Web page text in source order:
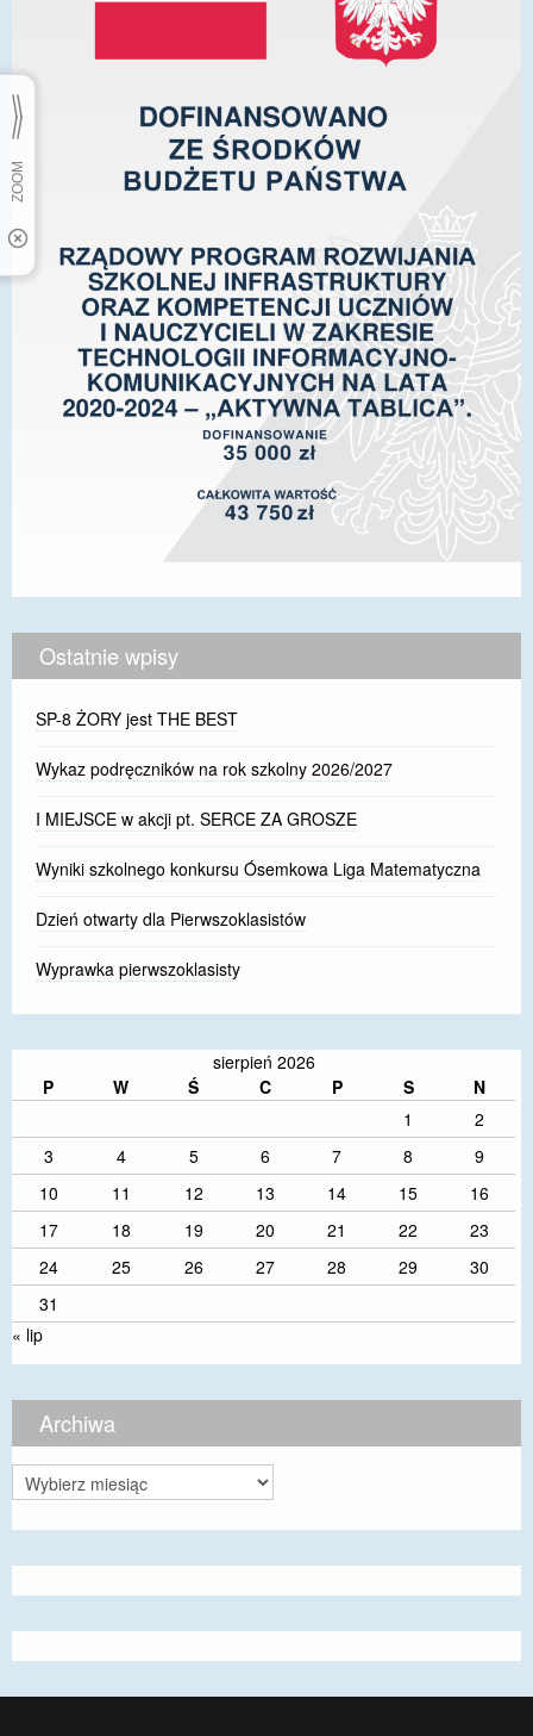
Ostatnie wpisy
SP-8 ŻORY jest THE BEST
Wykaz podręczników na rok szkolny 2026/2027
I MIEJSCE w akcji pt. SERCE ZA GROSZE
Wyniki szkolnego konkursu Ósemkowa Liga Matematyczna
Dzień otwarty dla Pierwszoklasistów
Wyprawka pierwszoklasisty
sierpień 2026
P
W Ś C P S
N
1
2
3
4 5 6 7 8
9
10
11 12 13 14 15
16
17
18 19 20 21 22
23
24
25 26 27 28 29
30
31
« lip
Archiwa
Archiwa